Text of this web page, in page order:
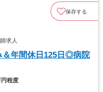
保存する
求人
＆年間休日125日◎病院
円程度